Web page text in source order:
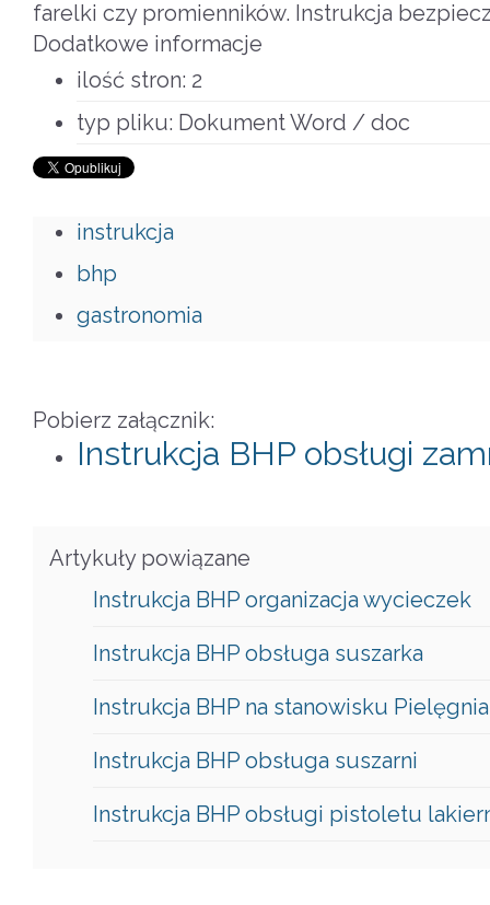
farelki czy promienników. Instrukcja
Dodatkowe informacje
ilość stron: 2
typ pliku: Dokument Word / doc
instrukcja
bhp
gastronomia
Pobierz załącznik:
Instrukcja BHP obsługi
Artykuły powiązane
Instrukcja BHP organizacja wycieczek
Instrukcja BHP obsługa suszarka
Instrukcja BHP na stanowisku
Instrukcja BHP obsługa suszarni
Instrukcja BHP obsługi pistoletu